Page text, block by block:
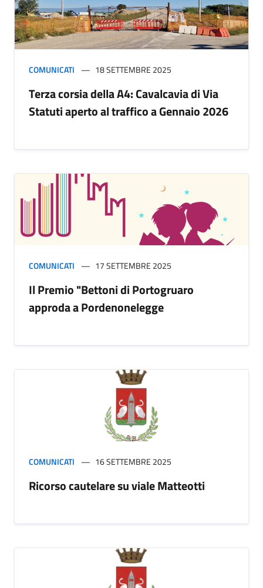
COMUNICATI 18 SETTEMBRE 2025
Terza corsia della A4: Cavalcavia di Via
Statuti aperto al traffico a Gennaio 2026
COMUNICATI 17 SETTEMBRE 2025
Il Premio "Bettoni di Portogruaro
approda a Pordenonelegge
COMUNICATI 16 SETTEMBRE 2025
Ricorso cautelare su viale Matteotti